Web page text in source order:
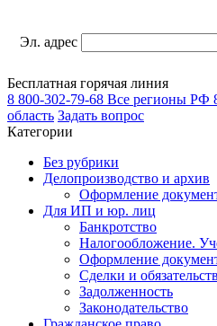
Эл. адрес
Бесплатная горячая линия
8 800-302-79-68 Все регионы РФ
область Задать вопрос
Категории
Без рубрики
Делопроизводство и архив
Оформление
Для ИП и юр. лиц
Банкротство
Налогообложение.
Оформление
Сделки и
Задолженность
Законодательство